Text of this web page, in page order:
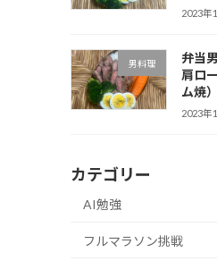
2023年
男料理
弁当
肩ロ
ム焼
2023年
カテゴリー
AI勉強
フルマラソン挑戦